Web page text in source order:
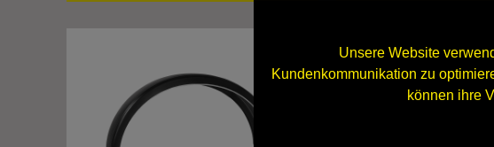
Unsere Website
Kundenkommunikation zu
können ihre